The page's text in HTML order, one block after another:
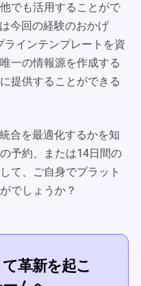
でも活用することがで
今回の経験のおかげ
インテンプレートを資
一の情報源を作成する
提供することができる
合を最適化するかを知
の予約、または14日間の
て、ご自身でプラット
でしょうか？
革新を起こ